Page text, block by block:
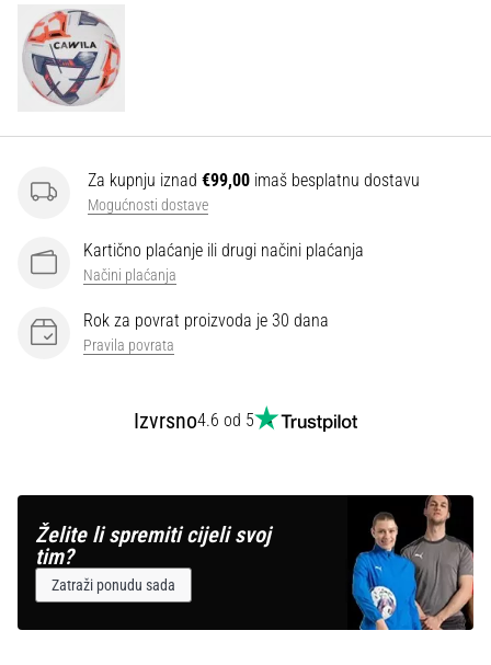
gola…
Prikaži
članke
Za kupnju iznad €99,00 imaš besplatnu dostavu
Mogućnosti dostave
Kartično plaćanje ili drugi načini plaćanja
Načini plaćanja
Rok za povrat proizvoda je 30 dana
Pravila povrata
Izvrsno4.6 od 5
Želite li spremiti cijeli svoj
tim?
Zatraži ponudu sada